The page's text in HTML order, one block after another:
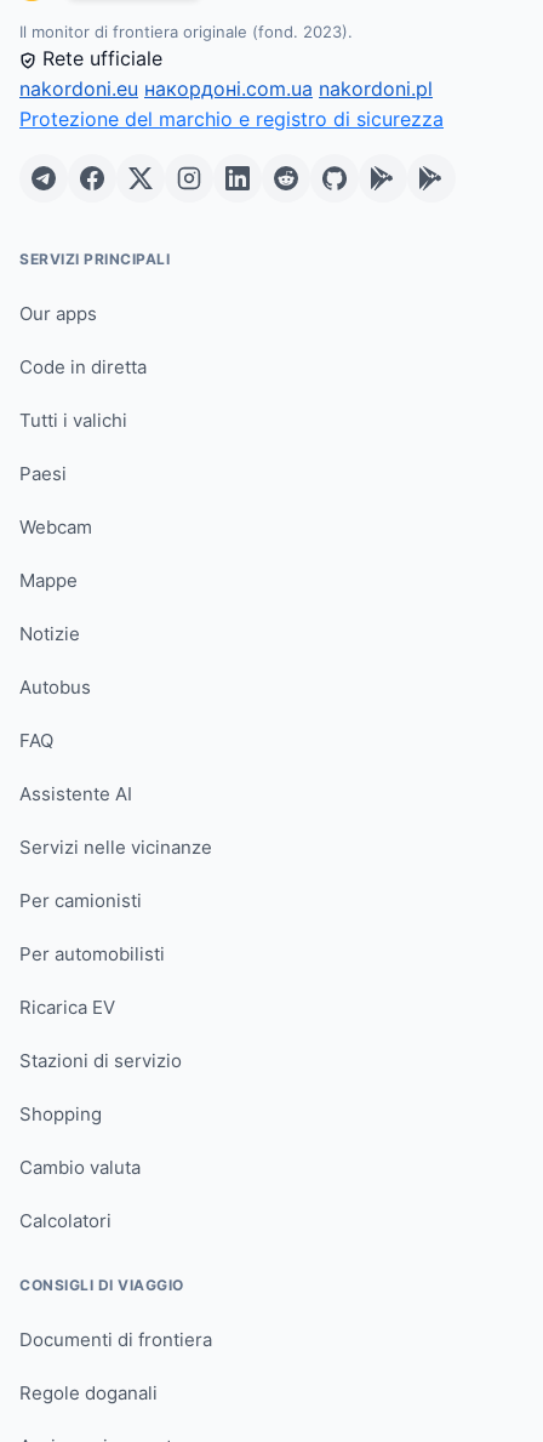
Il monitor di frontiera originale (fond. 2023).
Rete ufficiale
nakordoni.eu накордоні.com.ua nakordoni.pl
Protezione del marchio e registro di sicurezza
SERVIZI PRINCIPALI
Our apps
Code in diretta
Tutti i valichi
Paesi
Webcam
Mappe
Notizie
Autobus
FAQ
Assistente AI
Servizi nelle vicinanze
Per camionisti
Per automobilisti
Ricarica EV
Stazioni di servizio
Shopping
Cambio valuta
Calcolatori
CONSIGLI DI VIAGGIO
Documenti di frontiera
Regole doganali